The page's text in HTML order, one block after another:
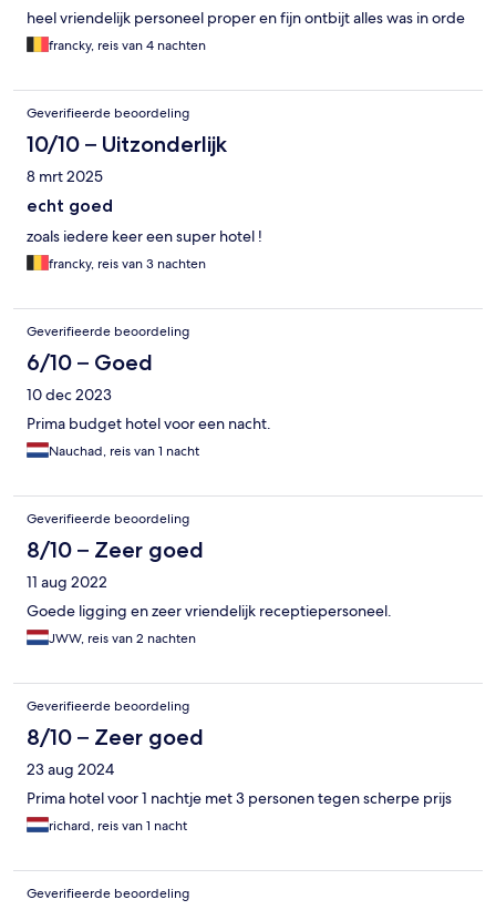
heel vriendelijk personeel proper en fijn ontbijt alles was in orde
francky, reis van 4 nachten
Geverifieerde beoordeling
10/10 – Uitzonderlijk
8 mrt 2025
echt goed
zoals iedere keer een super hotel !
francky, reis van 3 nachten
Geverifieerde beoordeling
6/10 – Goed
10 dec 2023
Prima budget hotel voor een nacht.
Nauchad, reis van 1 nacht
Geverifieerde beoordeling
8/10 – Zeer goed
11 aug 2022
Goede ligging en zeer vriendelijk receptiepersoneel.
JWW, reis van 2 nachten
Geverifieerde beoordeling
8/10 – Zeer goed
23 aug 2024
Prima hotel voor 1 nachtje met 3 personen tegen scherpe prijs
richard, reis van 1 nacht
Geverifieerde beoordeling